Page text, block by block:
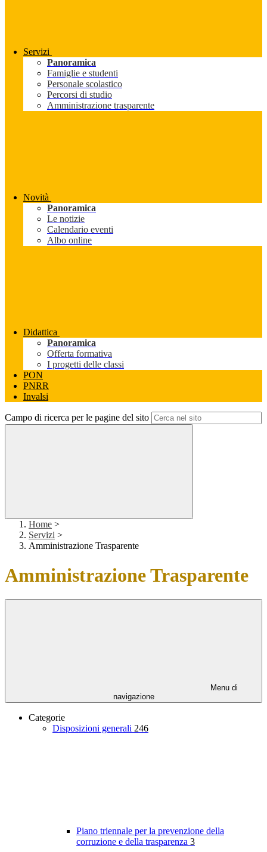
Servizi
Panoramica
Famiglie e studenti
Personale scolastico
Percorsi di studio
Amministrazione trasparente
Novità
Panoramica
Le notizie
Calendario eventi
Albo online
Didattica
Panoramica
Offerta formativa
I progetti delle classi
PON
PNRR
Invalsi
Campo di ricerca per le pagine del sito
Home >
Servizi >
Amministrazione Trasparente
Amministrazione Trasparente
Menu di
navigazione
Categorie
Disposizioni generali 246
Piano triennale per la prevenzione della
corruzione e della trasparenza 3